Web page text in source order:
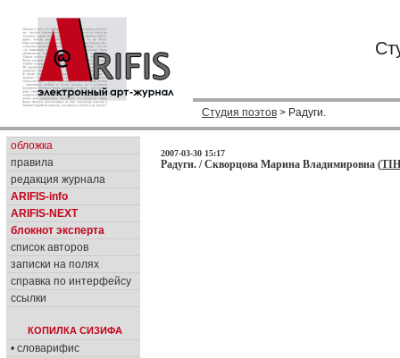
Студия поэтов > Радуги.
обложка
правила
редакция журнала
ARIFIS-info
ARIFIS-NEXT
блокнот эксперта
список авторов
записки на полях
справка по интерфейсу
ссылки
КОПИЛКА СИЗИФА
• словарифис
2007-03-30 15:17
Радуги. / Скворцова Марина Владимировна (